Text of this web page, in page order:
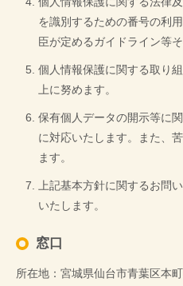
を識別するための番号の利
臣が定めるガイドライン等
個人情報保護に関する取り
上に努めます。
保有個人データの開示等に
に対応いたします。また、
ます。
上記基本方針に関するお問
いたします。
窓口
所在地：宮城県仙台市青葉区本